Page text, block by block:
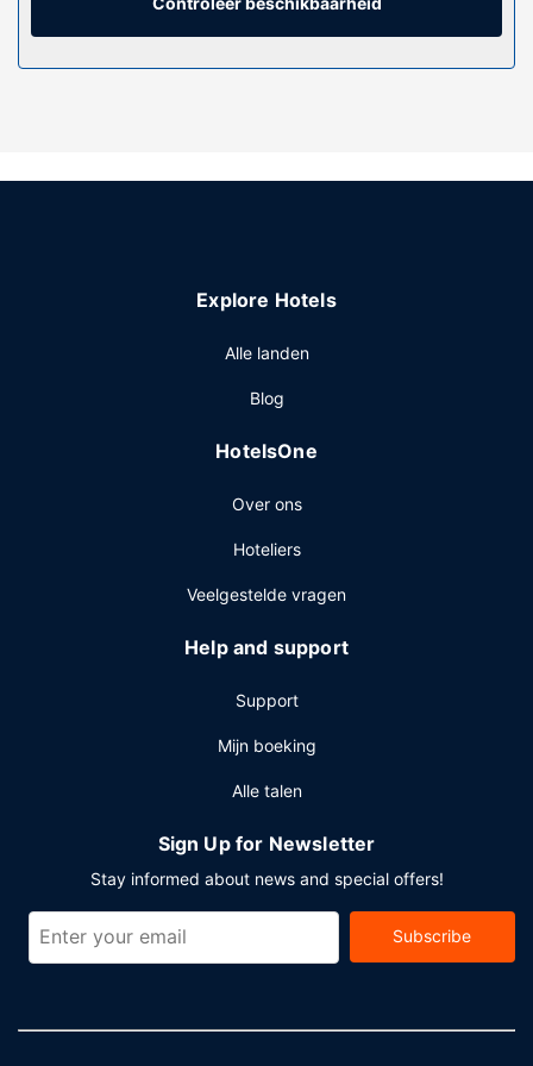
Algemene voorziening
Verwen jezelf met massages, lichaamsbehandelingen en
fitnessfaciliteiten. Dit hotel in mediterraanse stijl biedt ook
restaurant aan het strand met uitzicht op de zee waar je in
blijven en van de roomservice (beperkte tijden) profiteren.
poolbar. Dagelijks kun je tegen betaling genieten van een
businesscentrum, een snelle uitcheckservice en een
stomerij/wasserijservice. Plan je een evenement in
Surfside? Kies voor dit hotel met 836 vierkante meter aan
ruimte, waaronder een conferentieruimte en 4
Explore Hotels
Alle landen
Blog
HotelsOne
Over ons
Hoteliers
Veelgestelde vragen
Help and support
Support
Mijn boeking
Alle talen
Sign Up for Newsletter
Stay informed about news and special offers!
Subscribe